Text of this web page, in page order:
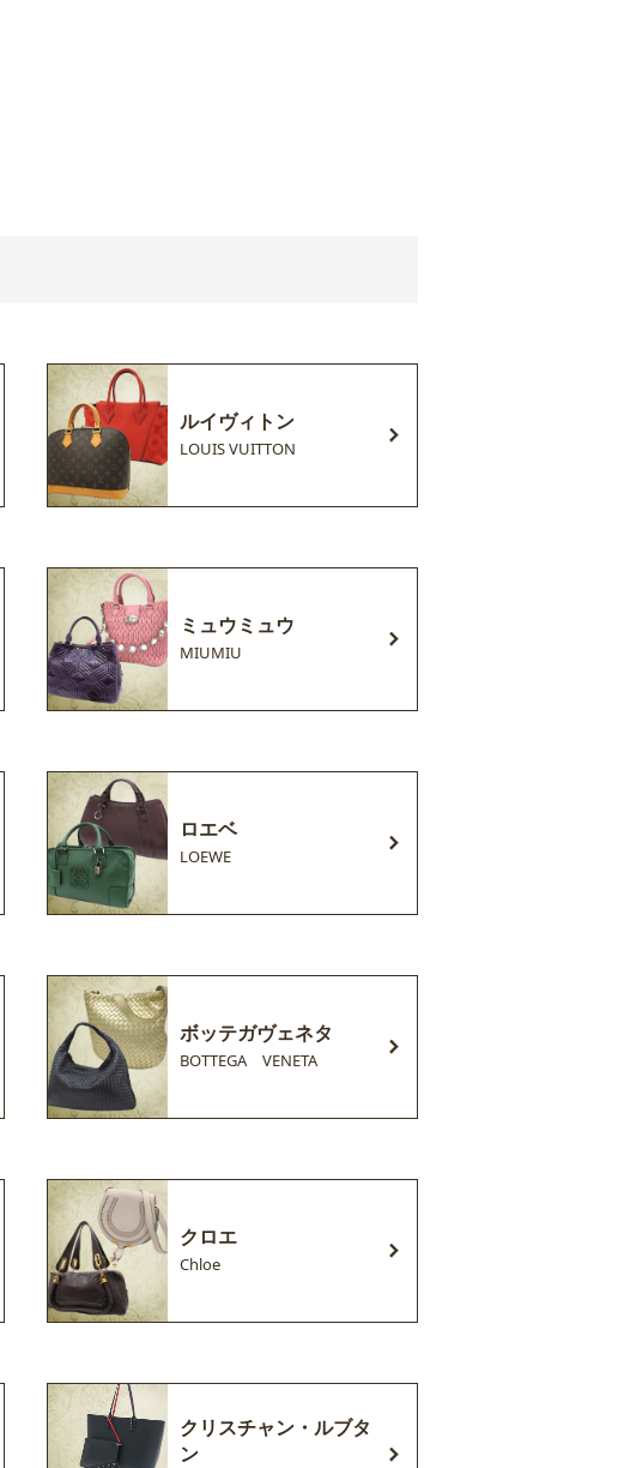
ルイヴィトン
LOUIS VUITTON
ミュウミュウ
MIUMIU
ロエベ
LOEWE
ボッテガヴェネタ
BOTTEGA VENETA
クロエ
Chloe
クリスチャン・ルブタ
ン